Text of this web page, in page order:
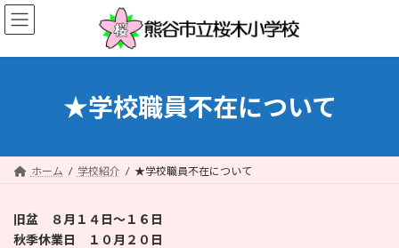
コ
ン
ン
ナ
ビ
ー
★学校職員不在について
ホーム 学校紹介 ★学校職員不在について
旧盆 ８月１４日～１６日
秋季休業日 １０月２０日